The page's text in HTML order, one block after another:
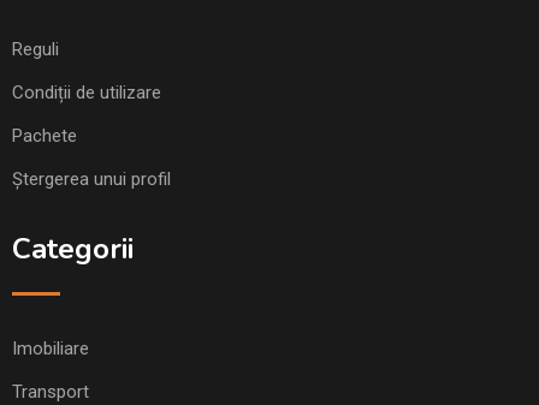
Reguli
Condiții de utilizare
Pachete
Ștergerea unui profil
Categorii
Imobiliare
Transport